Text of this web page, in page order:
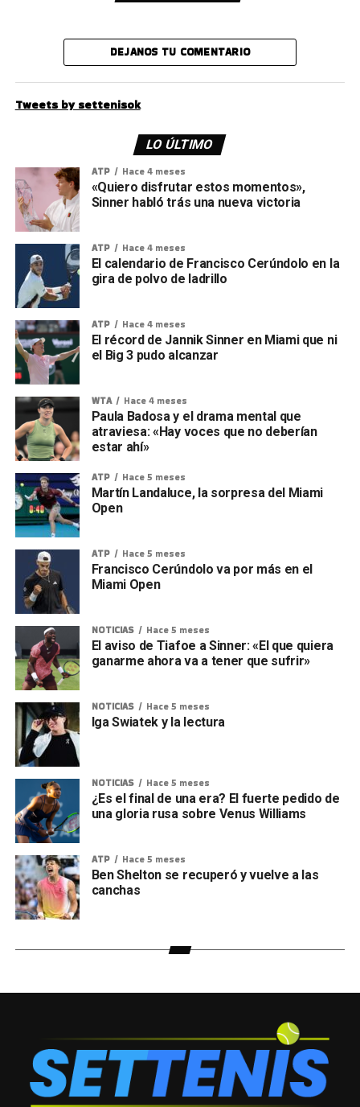
DEJANOS TU COMENTARIO
Tweets by settenisok
LO ÚLTIMO
ATP Hace 4 meses
«Quiero disfrutar estos momentos»,
Sinner habló trás una nueva victoria
ATP Hace 4 meses
El calendario de Francisco Cerúndolo en la
gira de polvo de ladrillo
ATP Hace 4 meses
El récord de Jannik Sinner en Miami que ni
el Big 3 pudo alcanzar
WTA Hace 4 meses
Paula Badosa y el drama mental que
atraviesa: «Hay voces que no deberían
estar ahí»
ATP Hace 5 meses
Martín Landaluce, la sorpresa del Miami
Open
ATP Hace 5 meses
Francisco Cerúndolo va por más en el
Miami Open
NOTICIAS Hace 5 meses
El aviso de Tiafoe a Sinner: «El que quiera
ganarme ahora va a tener que sufrir»
NOTICIAS Hace 5 meses
Iga Swiatek y la lectura
NOTICIAS Hace 5 meses
¿Es el final de una era? El fuerte pedido de
una gloria rusa sobre Venus Williams
ATP Hace 5 meses
Ben Shelton se recuperó y vuelve a las
canchas